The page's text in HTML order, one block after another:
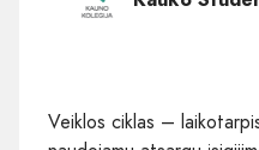
Veiklos ciklas –